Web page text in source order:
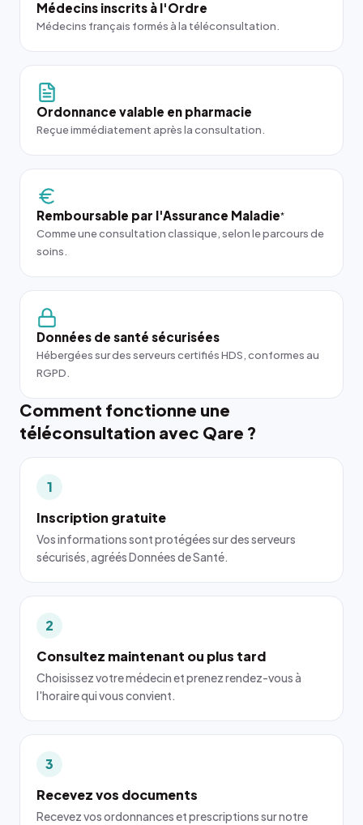
Médecins inscrits à l'Ordre
Médecins français formés à la téléconsultation.
Ordonnance valable en pharmacie
Reçue immédiatement après la consultation.
Remboursable par l'Assurance Maladie*
Comme une consultation classique, selon le parcours de
soins.
Données de santé sécurisées
Hébergées sur des serveurs certifiés HDS, conformes au
RGPD.
Comment fonctionne une
téléconsultation avec Qare ?
1
Inscription gratuite
Vos informations sont protégées sur des serveurs
sécurisés, agréés Données de Santé.
2
Consultez maintenant ou plus tard
Choisissez votre médecin et prenez rendez-vous à
l'horaire qui vous convient.
3
Recevez vos documents
Recevez vos ordonnances et prescriptions sur notre